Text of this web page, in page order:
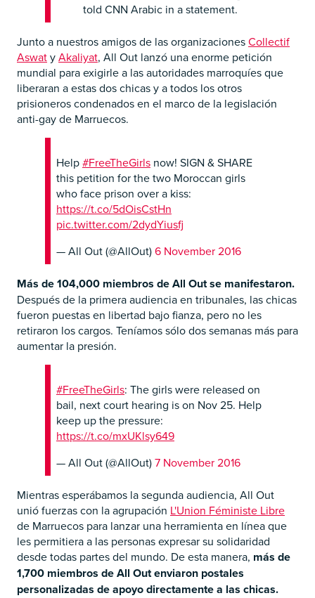
told CNN Arabic in a statement.
Junto a nuestros amigos de las organizacionesCollectif
AswatyAkaliyat, All Out lanzó una enorme petición
mundial para exigirle a las autoridades marroquíes que
liberaran a estas dos chicas y a todos los otros
prisioneros condenados en el marco de la legislación
anti-gay de Marruecos.
Help#FreeTheGirls now! SIGN & SHARE
this petition for the two Moroccan girls
who face prison over a kiss:
https://t.co/5dOisCstHn
pic.twitter.com/2dydYiusfj
— All Out (@AllOut)6 November 2016
Más de 104,000 miembros de All Out se manifestaron.
Después de la primera audiencia en tribunales, las chicas
fueron puestas en libertad bajo fianza, pero no les
retiraron los cargos. Teníamos sólo dos semanas más para
aumentar la presión.
#FreeTheGirls: The girls were released on
bail, next court hearing is on Nov 25. Help
keep up the pressure:
https://t.co/mxUKlsy649
— All Out (@AllOut)7 November 2016
Mientras esperábamos la segunda audiencia, All Out
unió fuerzas con la agrupación L'Union Féministe Libre
de Marruecos para lanzar una herramienta en línea que
les permitiera a las personas expresar su solidaridad
desde todas partes del mundo. De esta manera, más de
1,700 miembros de All Out enviaron postales
personalizadas de apoyo directamente a las chicas.